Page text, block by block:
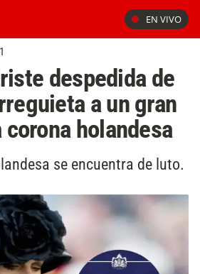
EN VIVO
despedida de
a un gran
holandesa
se encuentra de luto.